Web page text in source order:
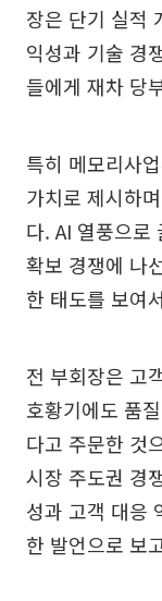
장은 단기 실적
익성과 기술 경
들에게 재차 당
특히 메모리사
가치로 제시하
다. AI 열풍으로
확보 경쟁에 나
한 태도를 보여
전 부회장은 고
호황기에도 품
다고 주문한 것
시장 주도권 경
성과 고객 대응
한 발언으로 보